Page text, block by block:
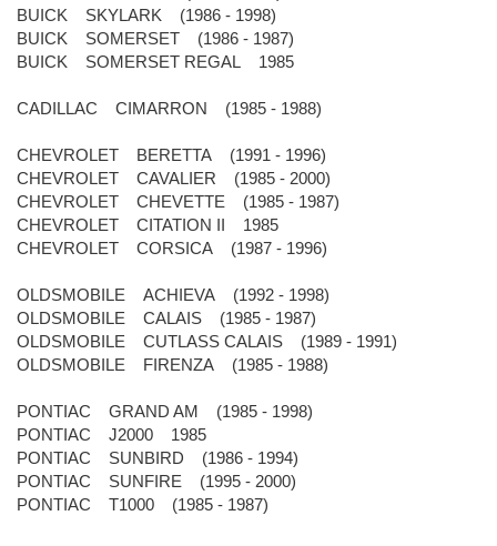
BUICK SKYLARK (1986 - 1998)
BUICK SOMERSET (1986 - 1987)
BUICK SOMERSET REGAL 1985
CADILLAC CIMARRON (1985 - 1988)
CHEVROLET BERETTA (1991 - 1996)
CHEVROLET CAVALIER (1985 - 2000)
CHEVROLET CHEVETTE (1985 - 1987)
CHEVROLET CITATION II 1985
CHEVROLET CORSICA (1987 - 1996)
OLDSMOBILE ACHIEVA (1992 - 1998)
OLDSMOBILE CALAIS (1985 - 1987)
OLDSMOBILE CUTLASS CALAIS (1989 - 1991)
OLDSMOBILE FIRENZA (1985 - 1988)
PONTIAC GRAND AM (1985 - 1998)
PONTIAC J2000 1985
PONTIAC SUNBIRD (1986 - 1994)
PONTIAC SUNFIRE (1995 - 2000)
PONTIAC T1000 (1985 - 1987)